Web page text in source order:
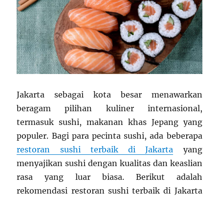
Jakarta sebagai kota besar menawarkan
beragam pilihan kuliner internasional,
termasuk sushi, makanan khas Jepang yang
populer. Bagi para pecinta sushi, ada beberapa
restoran sushi terbaik di Jakarta yang
menyajikan sushi dengan kualitas dan keaslian
rasa yang luar biasa. Berikut adalah
rekomendasi restoran sushi terbaik di Jakarta